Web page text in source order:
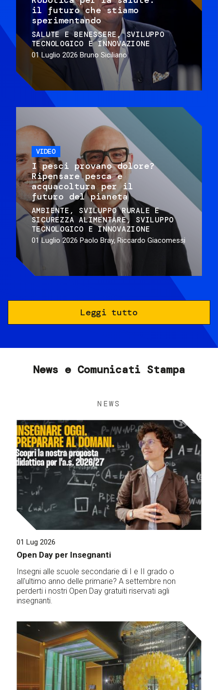
il futuro che stiamo
sperimentando
SALUTE E BENESSERE
SVILUPPO
TECNOLOGICO E INNOVAZIONE
01 Luglio 2026 Bruno Siciliano
VIDEO
I pesci provano dolore?
Ripensare pesca e
acquacoltura per il
futuro del pianeta
AMBIENTE
SVILUPPO RURALE E
SICUREZZA ALIMENTARE
SVILUPPO
TECNOLOGICO E INNOVAZIONE
01 Luglio 2026 Paolo Bray, Riccardo Giacomessi
Leggi tutto
News e Comunicati Stampa
NEWS
01 Lug 2026
Open Day per Insegnanti
Insegni alle scuole secondarie di I e II grado o
all'ultimo anno delle primarie? A settembre non
perderti i nostri Open Day gratuiti riservati agli
insegnanti.